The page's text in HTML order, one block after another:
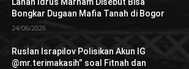
Bongkar Dugaan Mafia Tanah di Bogor
24/06/2026
Ruslan Israpilov Polisikan Akun IG
@mr.terimakasih” soal Fitnah dan